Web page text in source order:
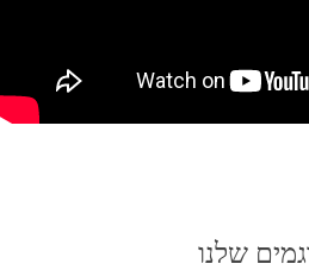
שלנו